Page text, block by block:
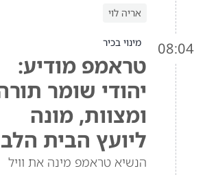
אריה לוי
08:04 מינוי בכיר
טראמפ מודיע:
יהודי שומר
ומצוות, מונה
ליועץ הבית
הנשיא טראמפ מינה את וויל